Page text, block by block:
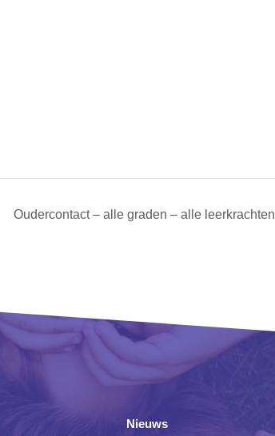
Oudercontact – alle graden – alle leerkrachten
Nieuws